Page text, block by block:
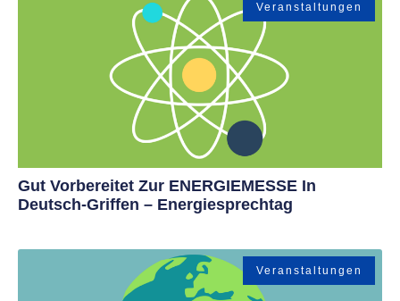
Veranstaltungen
Gut Vorbereitet Zur ENERGIEMESSE In
Deutsch-Griffen – Energiesprechtag
Veranstaltungen